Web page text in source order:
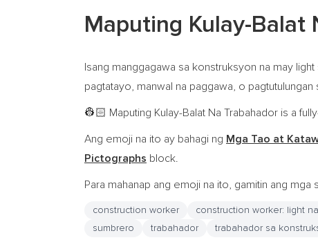
Maputing Kulay-Balat
Isang manggagawa sa konstruksyon na may
pagtatayo, manwal na paggawa, o pagtutulungan
👷🏻 Maputing Kulay-Balat Na Trabahador is a
Ang emoji na ito ay bahagi ng Mga Tao at
Pictographs block.
Para mahanap ang emoji na ito, gamitin ang
construction worker construction worker: light
sumbrero
trabahador trabahador sa